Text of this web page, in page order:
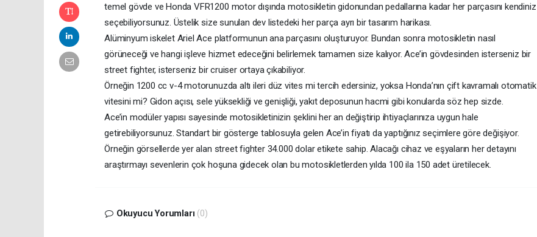
temel gövde ve Honda VFR1200 motor dışında motosikletin gidonundan pedallarına kadar her parçasını kendiniz
seçebiliyorsunuz. Üstelik size sunulan dev listedeki her parça ayrı bir tasarım harikası.
Alüminyum iskelet Ariel Ace platformunun ana parçasını oluşturuyor. Bundan sonra motosikletin nasıl
görüneceği ve hangi işleve hizmet edeceğini belirlemek tamamen size kalıyor. Ace’in gövdesinden isterseniz bir
street fighter, isterseniz bir cruiser ortaya çıkabiliyor.
Örneğin 1200 cc v-4 motorunuzda altı ileri düz vites mi tercih edersiniz, yoksa Honda’nın çift kavramalı otomatik
vitesini mi? Gidon açısı, sele yüksekliği ve genişliği, yakıt deposunun hacmi gibi konularda söz hep sizde.
Ace’in modüler yapısı sayesinde motosikletinizin şeklini her an değiştirip ihtiyaçlarınıza uygun hale
getirebiliyorsunuz. Standart bir gösterge tablosuyla gelen Ace’in fiyatı da yaptığınız seçimlere göre değişiyor.
Örneğin görsellerde yer alan street fighter 34.000 dolar etikete sahip. Alacağı cihaz ve eşyaların her detayını
araştırmayı sevenlerin çok hoşuna gidecek olan bu motosikletlerden yılda 100 ila 150 adet üretilecek.
Okuyucu Yorumları (0)